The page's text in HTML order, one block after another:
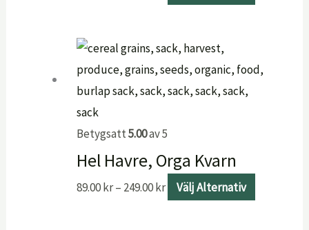
Betygsatt5.00av 5
Hel Havre, Orga Kvarn
89.00kr– 249.00kr Välj Alternativ